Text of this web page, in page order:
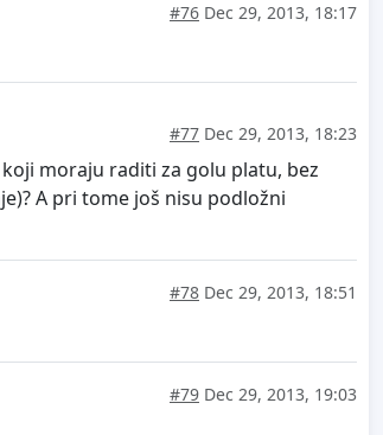
#76 Dec 29, 2013, 18:17
#77 Dec 29, 2013, 18:23
moraju raditi za golu platu, bez
A pri tome još nisu podložni
#78 Dec 29, 2013, 18:51
#79 Dec 29, 2013, 19:03